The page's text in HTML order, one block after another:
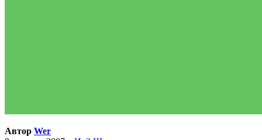
Автор Wer